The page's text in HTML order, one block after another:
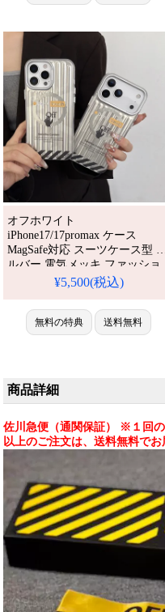
iPhone17pro/16promaxケースと
通販・韓国ファッション）
オフホワイト
iPhone17/17promax ケース
MagSafe対応 スーツケース型 シ
ルバー 電気メッキ ファッショ
ン メンズ 耐衝撃 防水 ハイブラ
iPhone16pro携帯ケース
iPhone15/14proハイブリッドケ
ース ブランド パロディ風 人気
¥5,500(税込)
無料の特典 送料無料
商品詳細
佐川急便（通関保証） ※１回
以上のご注文は、送料無料でお